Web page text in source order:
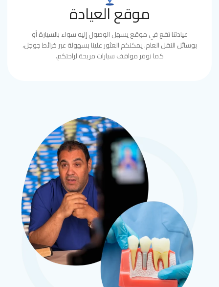
موقع العيادة
عيادتنا تقع في موقع يسهل الوصول إليه سواء بالسيارة أو
بوسائل النقل العام. يمكنكم العثور علينا بسهولة عبر خرائط جوجل،
كما نوفر مواقف سيارات مريحة لراحتكم.